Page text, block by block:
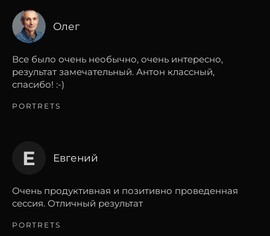
Олег
Все было очень необычно, очень интересно,
результат замечательный. Антон классный,
спасибо! :-)
PORTRETS
Е Евгений
Очень продуктивная и позитивно проведенная
сессия. Отличный результат
PORTRETS